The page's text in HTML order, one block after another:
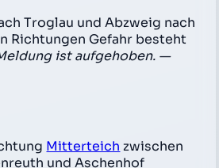
Troglau und Abzweig nach
Richtungen Gefahr besteht
ist aufgehoben. —
Mitterteich zwischen
und Aschenhof